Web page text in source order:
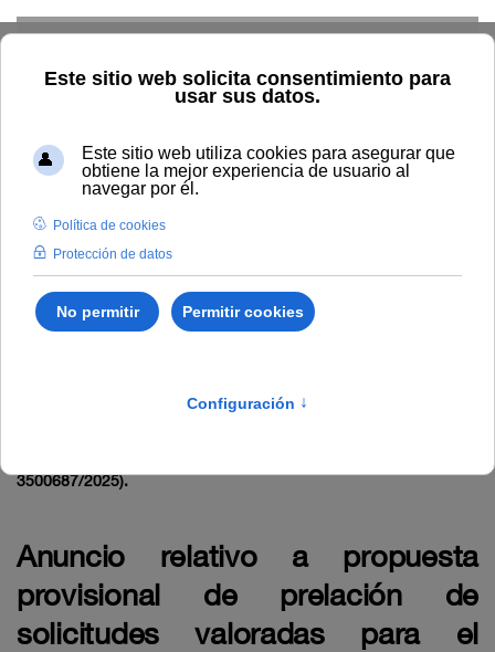
Presentación Estructura Normativa Órganos Convenios
Protocolos y actos
provisional de prelación de solicitudes valoradas para el Banco
3500687/2025).
Anuncio relativo a propuesta
provisional de prelación de
solicitudes valoradas para el